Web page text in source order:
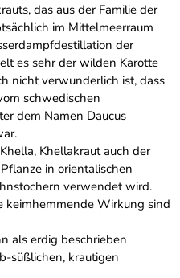
das aus der Familie der
im Mittelmeerraum
der
es sehr der wilden Karotte
nicht verwunderlich ist, dass
schwedischen
dem Namen Daucus
Khellakraut auch der
in orientalischen
verwendet wird.
keimhemmende Wirkung sind
als erdig beschrieben
süßlichen, krautigen